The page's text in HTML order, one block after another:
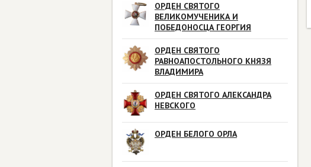
ОРДЕН СВЯТОГО
ВЕЛИКОМУЧЕНИКА И
ПОБЕДОНОСЦА ГЕОРГИЯ
ОРДЕН СВЯТОГО
РАВНОАПОСТОЛЬНОГО КНЯЗЯ
ВЛАДИМИРА
ОРДЕН СВЯТОГО АЛЕКСАНДРА
НЕВСКОГО
ОРДЕН БЕЛОГО ОРЛА